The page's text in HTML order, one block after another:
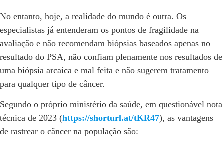
No entanto, hoje, a realidade do mundo é outra. Os
especialistas já entenderam os pontos de fragilidade na
avaliação e não recomendam biópsias baseados apenas no
resultado do PSA, não confiam plenamente nos resultados de
uma biópsia arcaica e mal feita e não sugerem tratamento
para qualquer tipo de câncer.
Segundo o próprio ministério da saúde, em questionável nota
técnica de 2023 (https://shorturl.at/tKR47), as vantagens
de rastrear o câncer na população são: